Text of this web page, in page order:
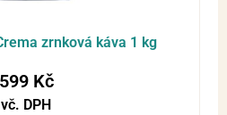
zrnková káva 1 kg
599 Kč
vč. DPH